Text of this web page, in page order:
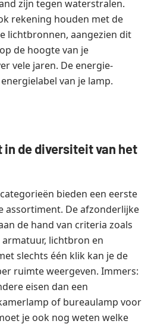
zijn tegen waterstralen.
rekening houden met de
lichtbronnen, aangezien dit
de hoogte van je
vele jaren. De energie-
van je lamp.
in de diversiteit van het
bieden een eerste
assortiment. De afzonderlijke
de hand van criteria zoals
lichtbron en
slechts één klik kan je de
ruimte weergeven. Immers:
eisen dan een
of bureaulamp voor
je ook nog weten welke